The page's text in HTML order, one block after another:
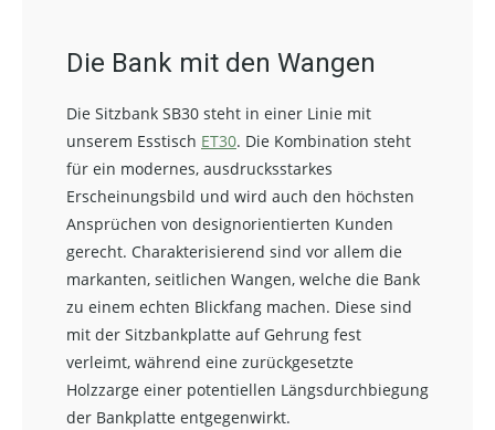
Die Bank mit den Wangen
Die Sitzbank SB30 steht in einer Linie mit
unserem Esstisch ET30. Die Kombination steht
für ein modernes, ausdrucksstarkes
Erscheinungsbild und wird auch den höchsten
Ansprüchen von designorientierten Kunden
gerecht. Charakterisierend sind vor allem die
markanten, seitlichen Wangen, welche die Bank
zu einem echten Blickfang machen. Diese sind
mit der Sitzbankplatte auf Gehrung fest
verleimt, während eine zurückgesetzte
Holzzarge einer potentiellen Längsdurchbiegung
der Bankplatte entgegenwirkt.